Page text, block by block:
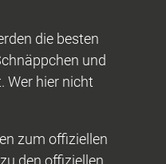
die besten
und
Wer hier nicht
zum offiziellen
den offiziellen